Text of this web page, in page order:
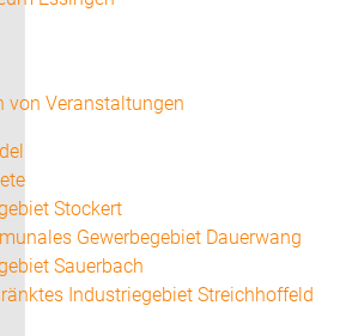
von Veranstaltungen
Stockert
Gewerbegebiet Dauerwang
Sauerbach
Industriegebiet Streichhoffeld